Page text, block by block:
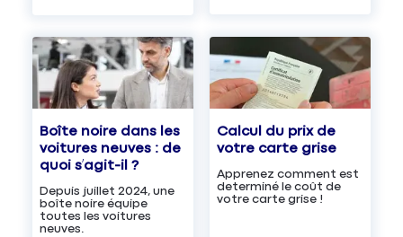
Boîte noire dans les
voitures neuves : de
quoi s’agit-il ?
Depuis juillet 2024, une
boîte noire équipe
toutes les voitures
neuves.
Calcul du prix de
votre carte grise
Apprenez comment est
determiné le coût de
votre carte grise !